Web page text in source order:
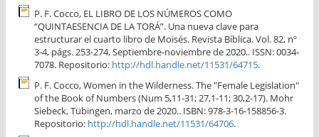
P. F. Cocco, EL LIBRO DE LOS NÚMEROS COMO
“QUINTAESENCIA DE LA TORÁ”. Una nueva clave para
estructurar el cuarto libro de Moisés. Revista Bíblica. Vol. 82, nº
3-4, págs. 253-274, Septiembre-noviembre de 2020.. ISSN: 0034-
7078. Repositorio: http://hdl.handle.net/11531/64715.
P. F. Cocco, Women in the Wilderness. The "Female Legislation"
of the Book of Numbers (Num 5,11-31; 27,1-11; 30,2-17). Mohr
Siebeck, Tübingen, marzo de 2020.. ISBN: 978-3-16-158856-3.
Repositorio: http://hdl.handle.net/11531/64706.